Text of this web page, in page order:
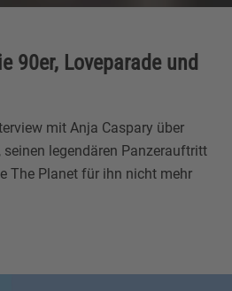
90er, Loveparade und
mit Anja Caspary über
legendären Panzerauftritt
The Planet für ihn nicht mehr